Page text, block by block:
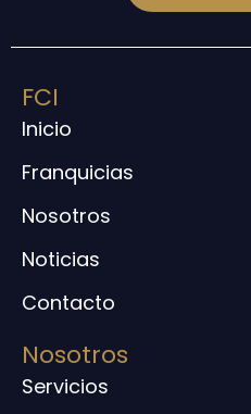
FCI
Inicio
Franquicias
Nosotros
Noticias
Contacto
Nosotros
Servicios